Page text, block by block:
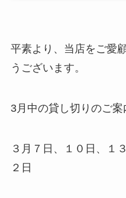
平素より、当店をご愛
うございます。
3月中の貸し切りのご案
３月７日、１０日、１
２日